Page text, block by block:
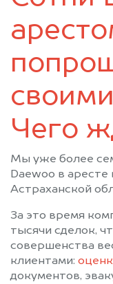
Чего
Мы уже более
Daewoo в аресте
Астраханской
За это время
тысячи сделок,
совершенства
клиентами:
документов,